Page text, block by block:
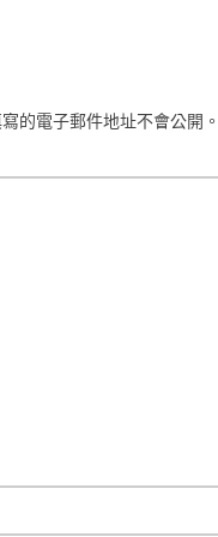
的電子郵件地址不會公開。